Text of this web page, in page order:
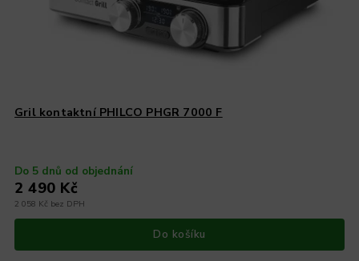
Gril kontaktní PHILCO PHGR 7000 F
Do 5 dnů od objednání
2 058 Kč bez DPH
2 490 Kč
Do košíku